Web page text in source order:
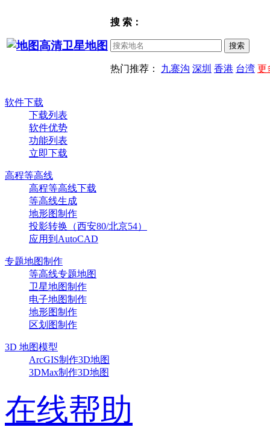
搜 索：
热门推荐： 九寨沟 深圳 香港 台湾 更
软件下载
下载列表
软件优势
功能列表
立即下载
高程等高线
高程等高线下载
等高线生成
地形图制作
投影转换（西安80/北京54）
应用到AutoCAD
专题地图制作
等高线专题地图
卫星地图制作
电子地图制作
地形图制作
区划图制作
3D 地图模型
ArcGIS制作3D地图
3DMax制作3D地图
在线帮助